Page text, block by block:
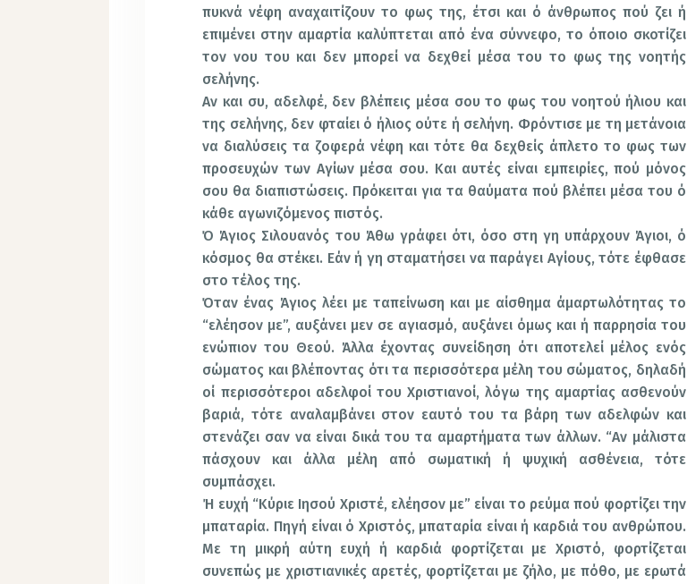
πυκνά νέφη αναχαιτίζουν το φως της, έτσι και ό άνθρωπος πού ζει ή
επιμένει στην αμαρτία καλύπτεται από ένα σύννεφο, το όποιο σκοτίζει
τον νου του και δεν μπορεί να δεχθεί μέσα του το φως της νοητής
σελήνης.
Αν και συ, αδελφέ, δεν βλέπεις μέσα σου το φως του νοητού ήλιου και
της σελήνης, δεν φταίει ό ήλιος ούτε ή σελήνη. Φρόντισε με τη μετάνοια
να διαλύσεις τα ζοφερά νέφη και τότε θα δεχθείς άπλετο το φως των
προσευχών των Αγίων μέσα σου. Και αυτές είναι εμπειρίες, πού μόνος
σου θα διαπιστώσεις. Πρόκειται για τα θαύματα πού βλέπει μέσα του ό
κάθε αγωνιζόμενος πιστός.
Ό Άγιος Σιλουανός του Άθω γράφει ότι, όσο στη γη υπάρχουν Άγιοι, ό
κόσμος θα στέκει. Εάν ή γη σταματήσει να παράγει Αγίους, τότε έφθασε
στο τέλος της.
Όταν ένας Άγιος λέει με ταπείνωση και με αίσθημα άμαρτωλότητας το
“ελέησον με”, αυξάνει μεν σε αγιασμό, αυξάνει όμως και ή παρρησία του
ενώπιον του Θεού. Άλλα έχοντας συνείδηση ότι αποτελεί μέλος ενός
σώματος και βλέποντας ότι τα περισσότερα μέλη του σώματος, δηλαδή
οί περισσότεροι αδελφοί του Χριστιανοί, λόγω της αμαρτίας ασθενούν
βαριά, τότε αναλαμβάνει στον εαυτό του τα βάρη των αδελφών και
στενάζει σαν να είναι δικά του τα αμαρτήματα των άλλων. “Αν μάλιστα
πάσχουν και άλλα μέλη από σωματική ή ψυχική ασθένεια, τότε
συμπάσχει.
Ή ευχή “Κύριε Ιησού Χριστέ, ελέησον με” είναι το ρεύμα πού φορτίζει την
μπαταρία. Πηγή είναι ό Χριστός, μπαταρία είναι ή καρδιά του ανθρώπου.
Με τη μικρή αύτη ευχή ή καρδιά φορτίζεται με Χριστό, φορτίζεται
συνεπώς με χριστιανικές αρετές, φορτίζεται με ζήλο, με πόθο, με ερωτά